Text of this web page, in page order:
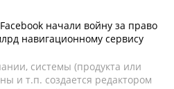
начали войну за право
навигационному сервису
системы (продукта или
и т.п. создается редактором